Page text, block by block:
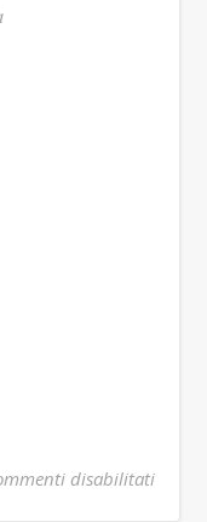
disabilitatisu